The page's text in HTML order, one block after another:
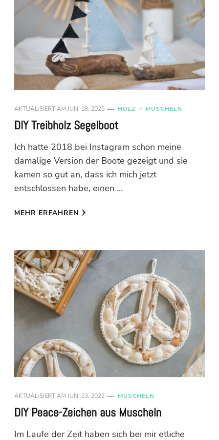
AKTUALISIERT AM JUNI 18, 2025 HOLZ MUSCHELN
DIY Treibholz Segelboot
Ich hatte 2018 bei Instagram schon meine
damalige Version der Boote gezeigt und sie
kamen so gut an, dass ich mich jetzt
entschlossen habe, einen …
MEHR ERFAHREN
AKTUALISIERT AM JUNI 23, 2022 MUSCHELN
DIY Peace-Zeichen aus Muscheln
Im Laufe der Zeit haben sich bei mir etliche